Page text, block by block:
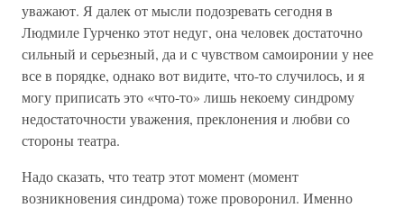
уважают. Я далек от мысли подозревать сегодня в
Людмиле Гурченко этот недуг, она человек достаточно
сильный и серьезный, да и с чувством самоиронии у нее
все в порядке, однако вот видите, что-то случилось, и я
могу приписать это «что-то» лишь некоему синдрому
недостаточности уважения, преклонения и любви со
стороны театра.
Надо сказать, что театр этот момент (момент
возникновения синдрома) тоже проворонил. Именно